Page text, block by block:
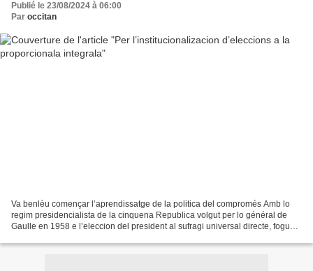
Publié le 23/08/2024 à 06:00
Par occitan
Va benlèu començar l’aprendissatge de la politica del compromés Amb lo
regim presidencialista de la cinquena Republica volgut per lo général de
Gaulle en 1958 e l’eleccion del president al sufragi universal directe, foguèt